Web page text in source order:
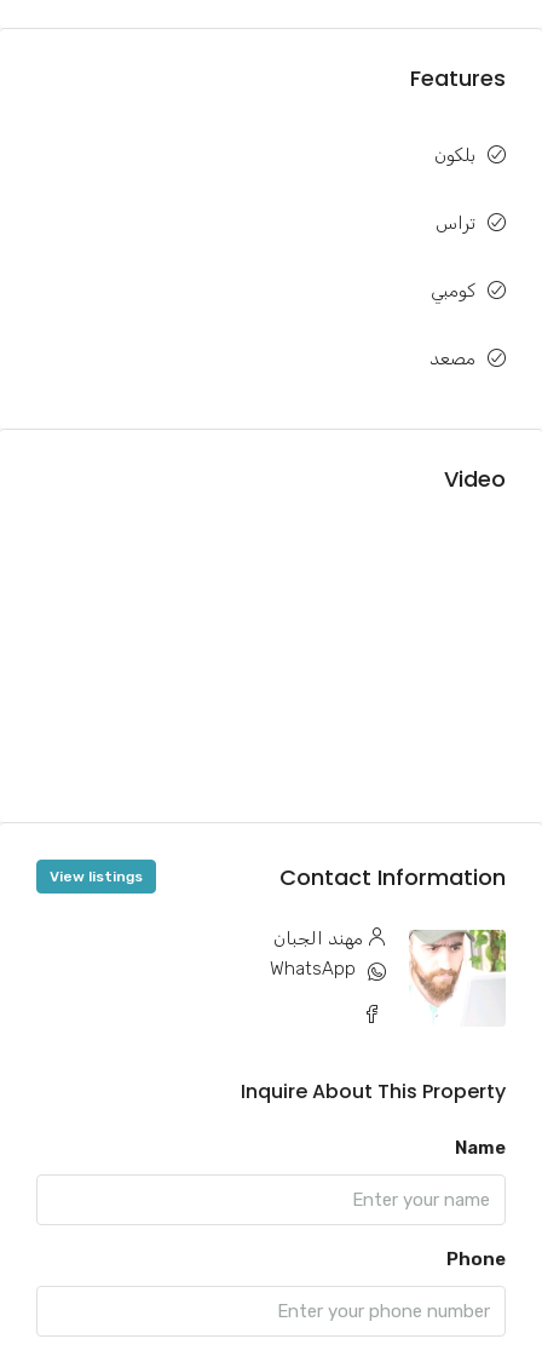
Features
بلكون
تراس
كومبي
مصعد
Video
Contact Information
View listings
مهند الجبان
WhatsApp
Inquire About This Property
Name
Phone